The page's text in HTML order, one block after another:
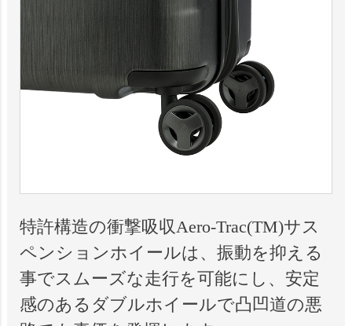
特許構造の衝撃吸収Aero-Trac(TM)サス
ペンションホイールは、振動を抑える
事でスムーズな走行を可能にし、安定
感のあるダブルホイールで凸凹道の悪